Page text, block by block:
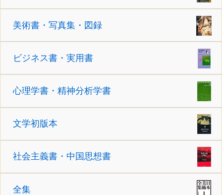
美術書・写真集・図録
ビジネス書・実用書
心理学書・精神分析学書
文学初版本
社会主義書・中国思想書
全集